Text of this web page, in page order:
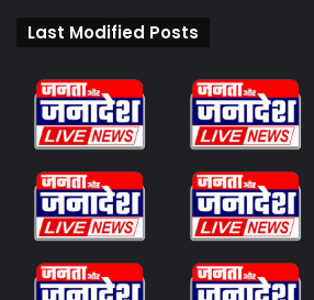
Last Modified Posts